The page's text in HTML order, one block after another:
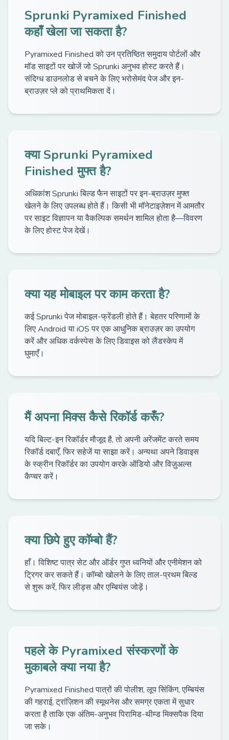
Sprunki Pyramixed Finished
कहाँ खेला जा सकता है?
Pyramixed Finished को उन प्रतिष्ठित समुदाय पोर्टलों और
मॉड साइटों पर खोजें जो Sprunki अनुभव होस्ट करते हैं।
संदिग्ध डाउनलोड से बचने के लिए भरोसेमंद पेज और इन-
ब्राउज़र प्ले को प्राथमिकता दें।
क्या Sprunki Pyramixed
Finished मुफ्त है?
अधिकांश Sprunki बिल्ड फैन साइटों पर इन-ब्राउज़र मुफ्त
खेलने के लिए उपलब्ध होते हैं। किसी भी मॉनेटाइज़ेशन में आमतौर
पर साइट विज्ञापन या वैकल्पिक समर्थन शामिल होता है—विवरण
के लिए होस्ट पेज देखें।
क्या यह मोबाइल पर काम करता है?
कई Sprunki पेज मोबाइल-फ्रेंडली होते हैं। बेहतर परिणामों के
लिए Android या iOS पर एक आधुनिक ब्राउज़र का उपयोग
करें और अधिक वर्कस्पेस के लिए डिवाइस को लैंडस्केप में
घुमाएँ।
मैं अपना मिक्स कैसे रिकॉर्ड करूँ?
यदि बिल्ट-इन रिकॉर्डर मौजूद है, तो अपनी अरेंजमेंट करते समय
रिकॉर्ड दबाएँ, फिर सहेजें या साझा करें। अन्यथा अपने डिवाइस
के स्क्रीन रिकॉर्डर का उपयोग करके ऑडियो और विज़ुअल्स
कैप्चर करें।
क्या छिपे हुए कॉम्बो हैं?
हाँ। विशिष्ट पात्र सेट और ऑर्डर गुप्त ध्वनियों और एनीमेशन को
ट्रिगर कर सकते हैं। कॉम्बो खोलने के लिए ताल-प्रथम बिल्ड
से शुरू करें, फिर लीड्स और एम्बियंस जोड़ें।
पहले के Pyramixed संस्करणों के
मुकाबले क्या नया है?
Pyramixed Finished पात्रों की पोलीश, लूप सिंकिंग, एम्बियंस
की गहराई, ट्रांज़िशन की स्मूथनेस और समग्र एकता में सुधार
करता है ताकि एक अंतिम-अनुभव पिरामिड-थीम्ड मिक्सपैक दिया
जा सके।